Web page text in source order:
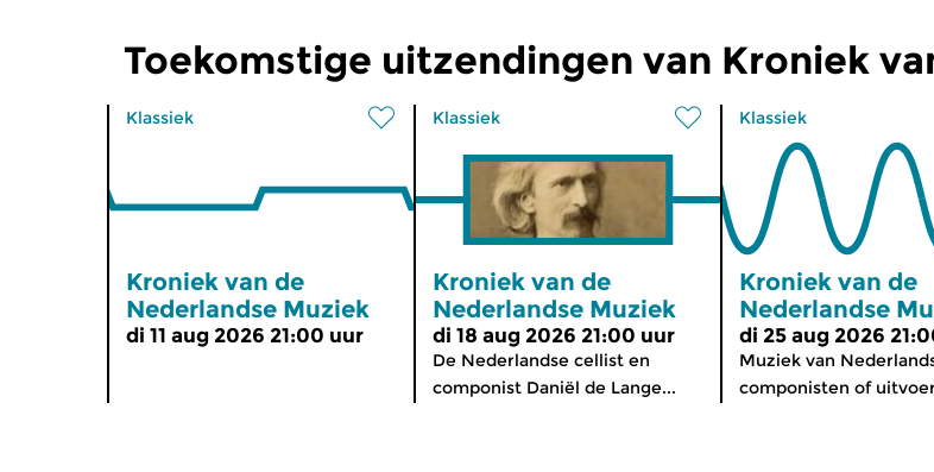
Toekomstige uitzendingen van Kroniek
Klassiek
Kroniek van de
Nederlandse Muziek
di 11 aug 2026 21:00 uur
Klassiek
Kroniek van de
Nederlandse Muziek
di 18 aug 2026 21:00 uur
De Nederlandse cellist en
componist Daniël de Lange...
Klassiek
Kroniek van de
Nederlandse
di 25 aug 2026
Muziek van
componisten of